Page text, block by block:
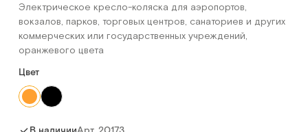
Электрическое кресло-коляска для аэропортов,
вокзалов, парков, торговых центров, санаториев и других
коммерческих или государственных учреждений,
оранжевого цвета
Цвет